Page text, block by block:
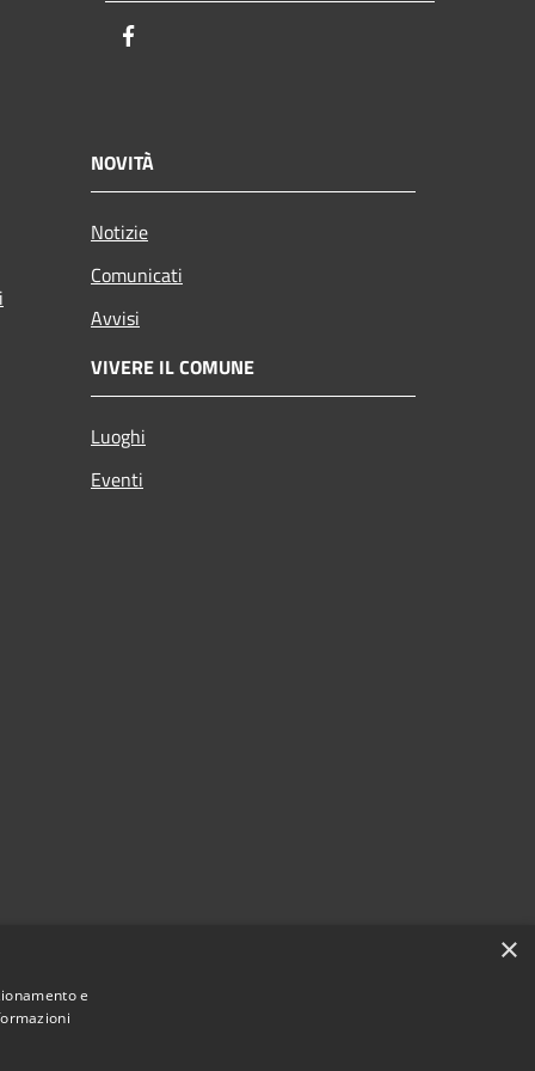
NOVITÀ
Notizie
Comunicati
Avvisi
VIVERE IL COMUNE
Luoghi
Eventi
×
e